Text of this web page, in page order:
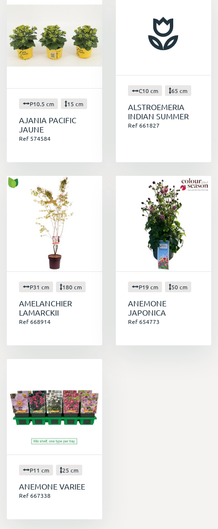
P10.5 cm 15 cm
AJANIA PACIFIC
JAUNE
Ref 574584
C10 cm 65 cm
ALSTROEMERIA
INDIAN SUMMER
Ref 661827
P31 cm 180 cm
AMELANCHIER
LAMARCKII
Ref 668914
P19 cm 50 cm
ANEMONE
JAPONICA
Ref 654773
P11 cm 25 cm
ANEMONE VARIEE
Ref 667338